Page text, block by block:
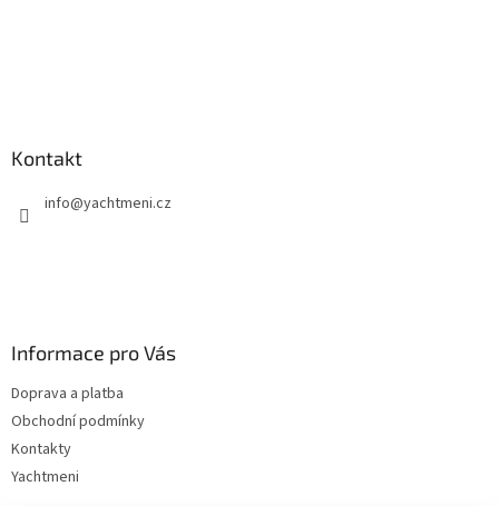
Kontakt
info@yachtmeni.cz
Informace pro Vás
Doprava a platba
Obchodní podmínky
Kontakty
Yachtmeni